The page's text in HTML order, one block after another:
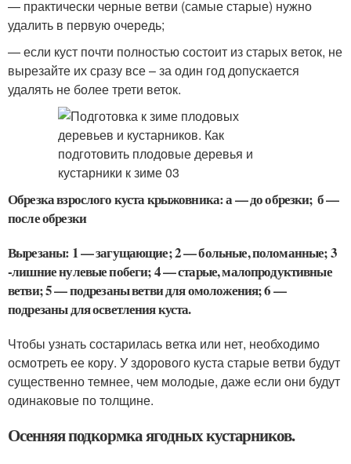
— практически черные ветви (самые старые) нужно
удалить в первую очередь;
— если куст почти полностью состоит из старых веток, не
вырезайте их сразу все – за один год допускается
удалять не более трети веток.
Обрезка взрослого куста крыжовника: а — до обрезки; б —
после обрезки
Вырезаны: 1 — загущающие; 2 — больные, поломанные; 3
-лишние нулевые побеги; 4 — старые, малопродуктивные
ветви; 5 — подрезаны ветви для омоложения; 6 —
подрезаны для осветления куста.
Чтобы узнать состарилась ветка или нет, необходимо
осмотреть ее кору. У здорового куста старые ветви будут
существенно темнее, чем молодые, даже если они будут
одинаковые по толщине.
Осенняя подкормка ягодных кустарников.